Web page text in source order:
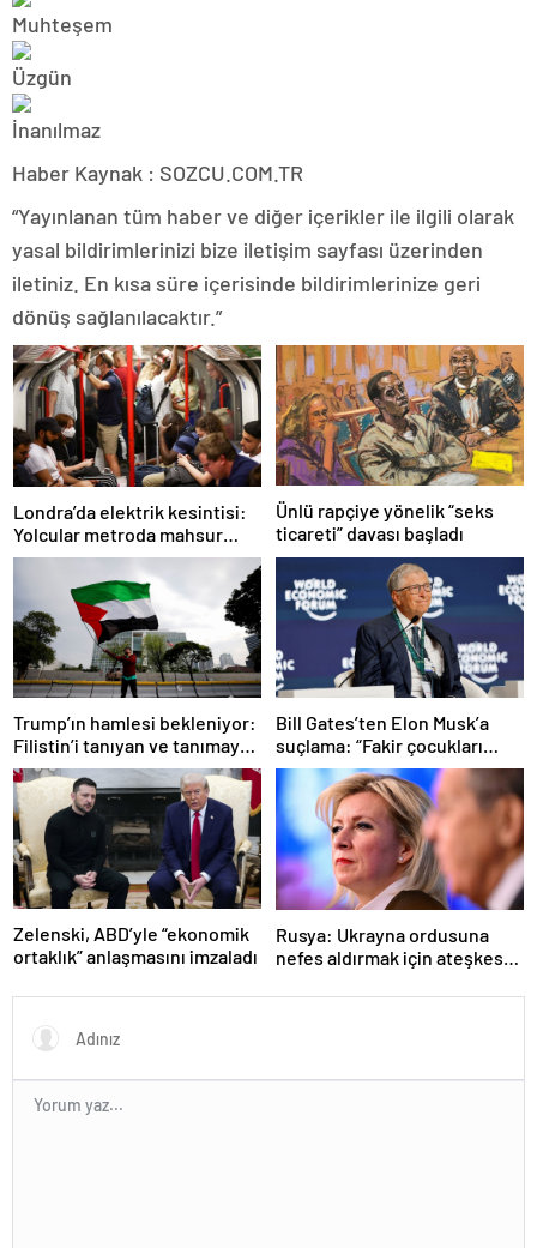
Haber Kaynak : SOZCU.COM.TR
“Yayınlanan tüm haber ve diğer içerikler ile ilgili olarak
yasal bildirimlerinizi bize iletişim sayfası üzerinden
iletiniz. En kısa süre içerisinde bildirimlerinize geri
dönüş sağlanılacaktır.”
Londra’da elektrik kesintisi:
Yolcular metroda mahsur
kaldı
Ünlü rapçiye yönelik “seks
ticareti” davası başladı
Trump’ın hamlesi bekleniyor:
Filistin’i tanıyan ve tanımayan
ülkeler hangileri?
Bill Gates’ten Elon Musk’a
suçlama: “Fakir çocukları
öldürdü”
Zelenski, ABD’yle “ekonomik
ortaklık” anlaşmasını imzaladı
Rusya: Ukrayna ordusuna
nefes aldırmak için ateşkes